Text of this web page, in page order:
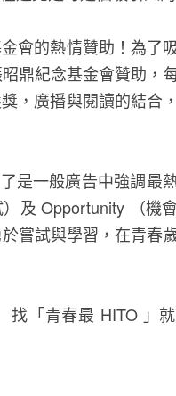
會的熱情贊助！為了
鼎紀念基金會贊助，
，廣播與閱讀的結合
是一般廣告中強調最
及 Opportunity （機
嘗試與學習，在青春
找「青春最 HITO 」